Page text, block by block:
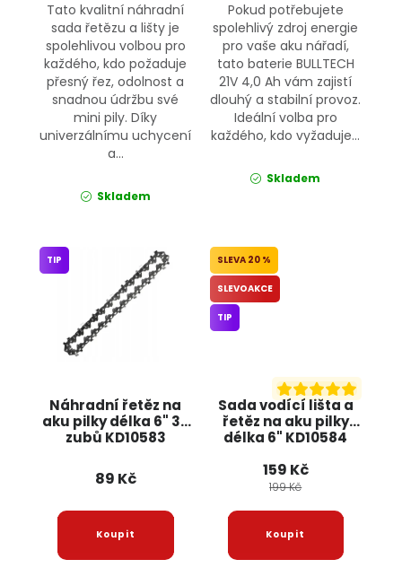
Tato kvalitní náhradní
sada řetězu a lišty je
spolehlivou volbou pro
každého, kdo požaduje
přesný řez, odolnost a
snadnou údržbu své
mini pily. Díky
univerzálnímu uchycení
a...
Skladem
Pokud potřebujete
spolehlivý zdroj energie
pro vaše aku nářadí,
tato baterie BULLTECH
21V 4,0 Ah vám zajistí
dlouhý a stabilní provoz.
Ideální volba pro
každého, kdo vyžaduje...
Skladem
Náhradní řetěz na
aku pilky délka 6" 36
zubů KD10583
TIP
89 Kč
Sada vodící lišta a
řetěz na aku pilky
délka 6" KD10584
20 %
SLEVOAKCE
TIP
159 Kč
199 Kč